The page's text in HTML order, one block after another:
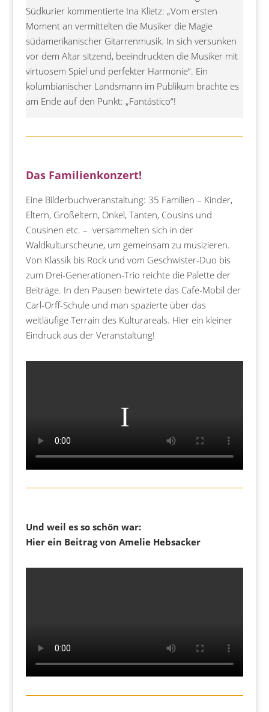
Südkurier kommentierte Ina Klietz: „Vom ersten
Moment an vermittelten die Musiker die Magie
südamerikanischer Gitarrenmusik. In sich versunken
vor dem Altar sitzend, beeindruckten die Musiker mit
virtuosem Spiel und perfekter Harmonie“. Ein
kolumbianischer Landsmann im Publikum brachte es
am Ende auf den Punkt: „Fantástico“!
Das Familienkonzert!
Eine Bilderbuchveranstaltung: 35 Familien – Kinder,
Eltern, Großeltern, Onkel, Tanten, Cousins und
Cousinen etc. – versammelten sich in der
Waldkulturscheune, um gemeinsam zu musizieren.
Von Klassik bis Rock und vom Geschwister-Duo bis
zum Drei-Generationen-Trio reichte die Palette der
Beiträge. In den Pausen bewirtete das Cafe-Mobil der
Carl-Orff-Schule und man spazierte über das
weitläufige Terrain des Kulturareals. Hier ein kleiner
Eindruck aus der Veranstaltung!
Und weil es so schön war:
Hier ein Beitrag von Amelie Hebsacker